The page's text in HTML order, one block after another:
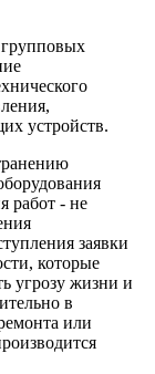
устройств.
работ - не
заявки
которые
угрозу жизни и
в
или